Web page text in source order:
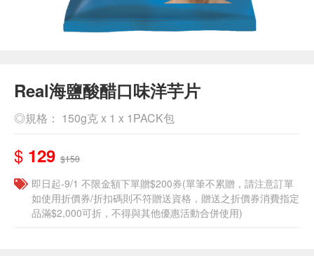
Real海鹽酸醋口味洋芋片
◎規格： 150g克 x 1 x 1PACK包
$ 129 $150
即日起-9/1 不限金額下單贈$200券(單筆不累贈，請注意訂單
如使用折價券/折扣碼則不符贈送資格，贈送之折價券消費指定
品滿$2,000可折，不得與其他優惠活動合併使用)